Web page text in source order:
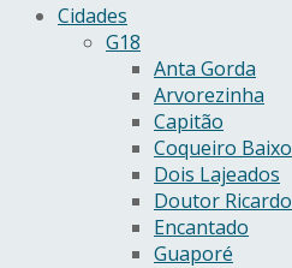
Cidades
G18
Anta Gorda
Arvorezinha
Capitão
Coqueiro Baixo
Dois Lajeados
Doutor Ricardo
Encantado
Guaporé